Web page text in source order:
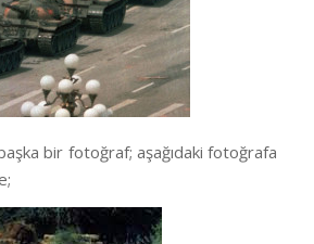
bir fotoğraf; aşağıdaki fotoğrafa